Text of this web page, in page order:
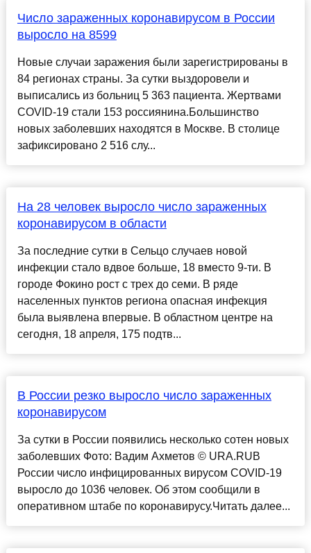
Число зараженных коронавирусом в России
выросло на 8599
Новые случаи заражения были зарегистрированы в
84 регионах страны. За сутки выздоровели и
выписались из больниц 5 363 пациента. Жертвами
COVID-19 стали 153 россиянина.Большинство
новых заболевших находятся в Москве. В столице
зафиксировано 2 516 слу...
На 28 человек выросло число зараженных
коронавирусом в области
За последние сутки в Сельцо случаев новой
инфекции стало вдвое больше, 18 вместо 9-ти. В
городе Фокино рост с трех до семи. В ряде
населенных пунктов региона опасная инфекция
была выявлена впервые. В областном центре на
сегодня, 18 апреля, 175 подтв...
В России резко выросло число зараженных
коронавирусом
За сутки в России появились несколько сотен новых
заболевших Фото: Вадим Ахметов © URA.RUВ
России число инфицированных вирусом COVID-19
выросло до 1036 человек. Об этом сообщили в
оперативном штабе по коронавирусу.Читать далее...